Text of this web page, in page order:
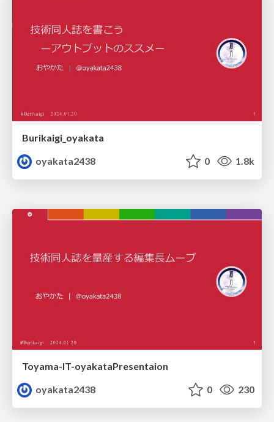
Burikaigi_oyakata
oyakata2438
0 1.8k
Toyama-IT-oyakataPresentaion
oyakata2438
0 230